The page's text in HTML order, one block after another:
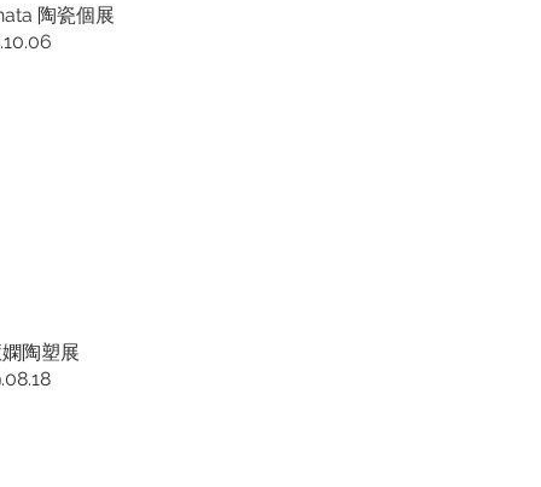
陶瓷個展
陶塑展